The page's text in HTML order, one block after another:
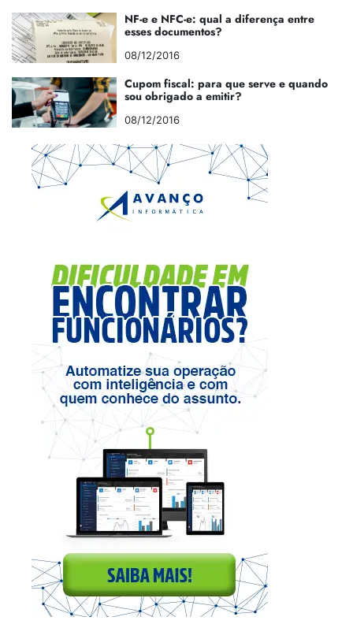
NF-e e NFC-e: qual a diferença entre
esses documentos?
08/12/2016
Cupom fiscal: para que serve e quando
sou obrigado a emitir?
08/12/2016